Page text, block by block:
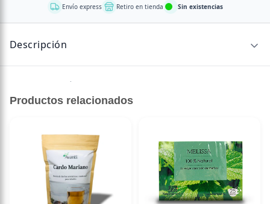
Envío express Retiro en tienda Sin existencias
Descripción
Sin descripción disponible.
Productos relacionados